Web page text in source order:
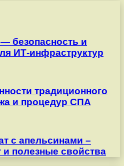
безопасность и
ИТ-инфраструктур
традиционного
и процедур СПА
с апельсинами –
и полезные свойства